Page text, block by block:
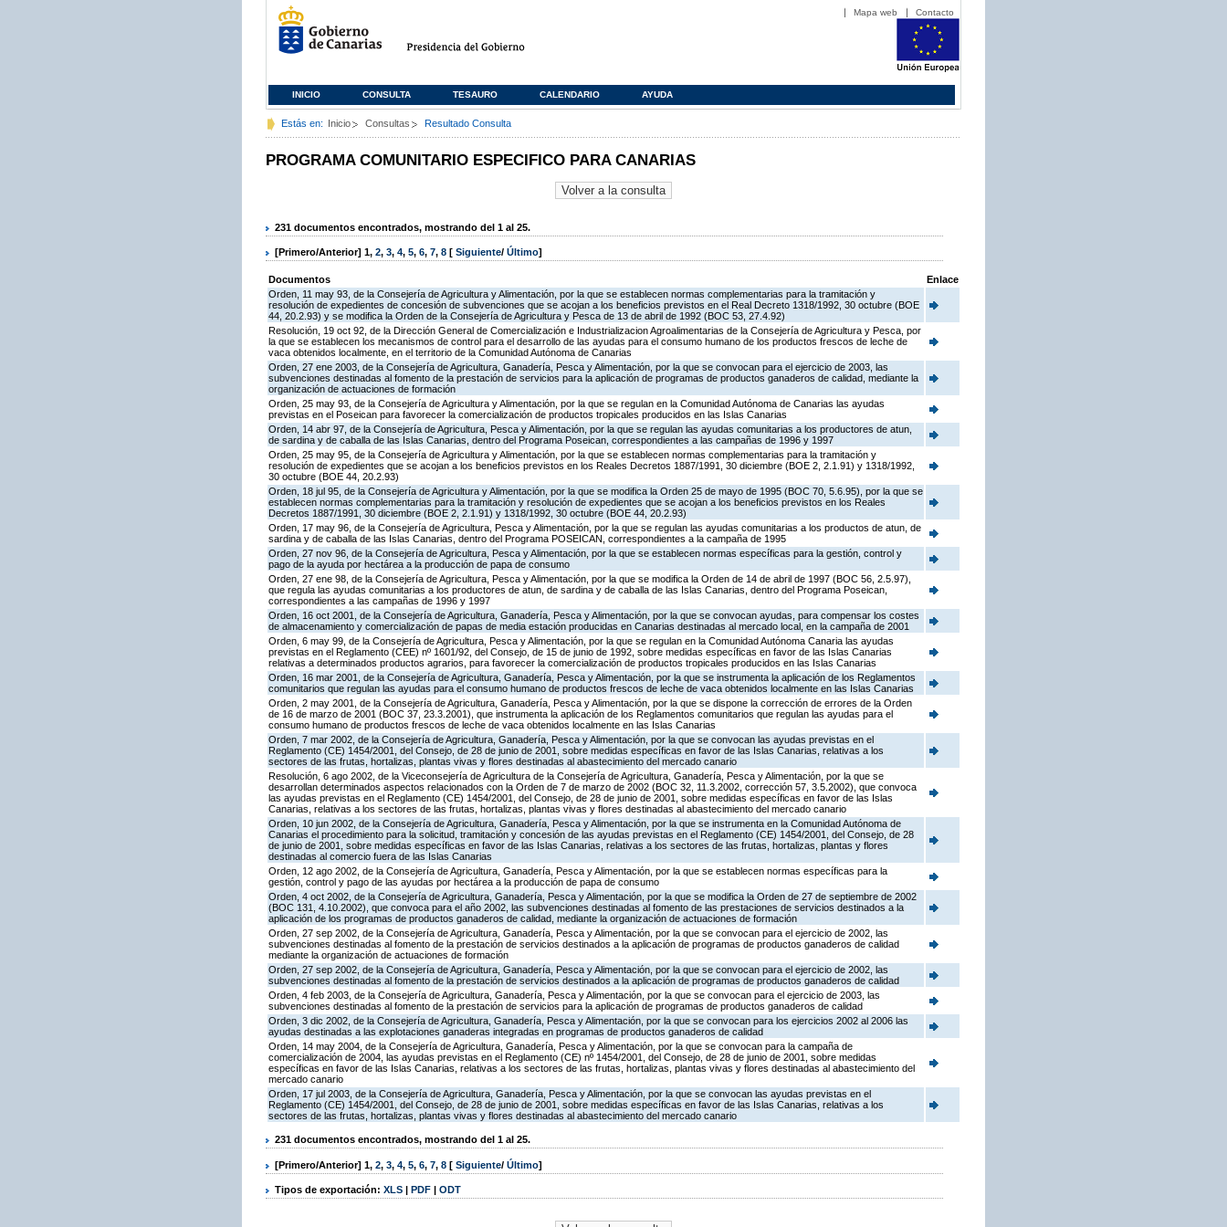
Mapa web Contacto
INICIO CONSULTA TESAURO CALENDARIO AYUDA
Estás en: Inicio Consultas Resultado Consulta
PROGRAMA COMUNITARIO ESPECIFICO PARA CANARIAS
231 documentos encontrados, mostrando del 1 al 25.
[Primero/Anterior] 1, 2, 3, 4, 5, 6, 7, 8 [ Siguiente/ Último]
Documentos
Enlace
Orden, 11 may 93, de la Consejería de Agricultura y Alimentación, por la que se establecen normas complementarias para la tramitación y
resolución de expedientes de concesión de subvenciones que se acojan a los beneficios previstos en el Real Decreto 1318/1992, 30 octubre (BOE
44, 20.2.93) y se modifica la Orden de la Consejería de Agricultura y Pesca de 13 de abril de 1992 (BOC 53, 27.4.92)
Resolución, 19 oct 92, de la Dirección General de Comercialización e Industrializacion Agroalimentarias de la Consejería de Agricultura y Pesca, por
la que se establecen los mecanismos de control para el desarrollo de las ayudas para el consumo humano de los productos frescos de leche de
vaca obtenidos localmente, en el territorio de la Comunidad Autónoma de Canarias
Orden, 27 ene 2003, de la Consejería de Agricultura, Ganadería, Pesca y Alimentación, por la que se convocan para el ejercicio de 2003, las
subvenciones destinadas al fomento de la prestación de servicios para la aplicación de programas de productos ganaderos de calidad, mediante la
organización de actuaciones de formación
Orden, 25 may 93, de la Consejería de Agricultura y Alimentación, por la que se regulan en la Comunidad Autónoma de Canarias las ayudas
previstas en el Poseican para favorecer la comercialización de productos tropicales producidos en las Islas Canarias
Orden, 14 abr 97, de la Consejería de Agricultura, Pesca y Alimentación, por la que se regulan las ayudas comunitarias a los productores de atun,
de sardina y de caballa de las Islas Canarias, dentro del Programa Poseican, correspondientes a las campañas de 1996 y 1997
Orden, 25 may 95, de la Consejería de Agricultura y Alimentación, por la que se establecen normas complementarias para la tramitación y
resolución de expedientes que se acojan a los beneficios previstos en los Reales Decretos 1887/1991, 30 diciembre (BOE 2, 2.1.91) y 1318/1992,
30 octubre (BOE 44, 20.2.93)
Orden, 18 jul 95, de la Consejería de Agricultura y Alimentación, por la que se modifica la Orden 25 de mayo de 1995 (BOC 70, 5.6.95), por la que se
establecen normas complementarias para la tramitación y resolución de expedientes que se acojan a los beneficios previstos en los Reales
Decretos 1887/1991, 30 diciembre (BOE 2, 2.1.91) y 1318/1992, 30 octubre (BOE 44, 20.2.93)
Orden, 17 may 96, de la Consejería de Agricultura, Pesca y Alimentación, por la que se regulan las ayudas comunitarias a los productos de atun, de
sardina y de caballa de las Islas Canarias, dentro del Programa POSEICAN, correspondientes a la campaña de 1995
Orden, 27 nov 96, de la Consejería de Agricultura, Pesca y Alimentación, por la que se establecen normas específicas para la gestión, control y
pago de la ayuda por hectárea a la producción de papa de consumo
Orden, 27 ene 98, de la Consejería de Agricultura, Pesca y Alimentación, por la que se modifica la Orden de 14 de abril de 1997 (BOC 56, 2.5.97),
que regula las ayudas comunitarias a los productores de atun, de sardina y de caballa de las Islas Canarias, dentro del Programa Poseican,
correspondientes a las campañas de 1996 y 1997
Orden, 16 oct 2001, de la Consejería de Agricultura, Ganadería, Pesca y Alimentación, por la que se convocan ayudas, para compensar los costes
de almacenamiento y comercialización de papas de media estación producidas en Canarias destinadas al mercado local, en la campaña de 2001
Orden, 6 may 99, de la Consejería de Agricultura, Pesca y Alimentación, por la que se regulan en la Comunidad Autónoma Canaria las ayudas
previstas en el Reglamento (CEE) nº 1601/92, del Consejo, de 15 de junio de 1992, sobre medidas específicas en favor de las Islas Canarias
relativas a determinados productos agrarios, para favorecer la comercialización de productos tropicales producidos en las Islas Canarias
Orden, 16 mar 2001, de la Consejería de Agricultura, Ganadería, Pesca y Alimentación, por la que se instrumenta la aplicación de los Reglamentos
comunitarios que regulan las ayudas para el consumo humano de productos frescos de leche de vaca obtenidos localmente en las Islas Canarias
Orden, 2 may 2001, de la Consejería de Agricultura, Ganadería, Pesca y Alimentación, por la que se dispone la corrección de errores de la Orden
de 16 de marzo de 2001 (BOC 37, 23.3.2001), que instrumenta la aplicación de los Reglamentos comunitarios que regulan las ayudas para el
consumo humano de productos frescos de leche de vaca obtenidos localmente en las Islas Canarias
Orden, 7 mar 2002, de la Consejería de Agricultura, Ganadería, Pesca y Alimentación, por la que se convocan las ayudas previstas en el
Reglamento (CE) 1454/2001, del Consejo, de 28 de junio de 2001, sobre medidas específicas en favor de las Islas Canarias, relativas a los
sectores de las frutas, hortalizas, plantas vivas y flores destinadas al abastecimiento del mercado canario
Resolución, 6 ago 2002, de la Viceconsejería de Agricultura de la Consejería de Agricultura, Ganadería, Pesca y Alimentación, por la que se
desarrollan determinados aspectos relacionados con la Orden de 7 de marzo de 2002 (BOC 32, 11.3.2002, corrección 57, 3.5.2002), que convoca
las ayudas previstas en el Reglamento (CE) 1454/2001, del Consejo, de 28 de junio de 2001, sobre medidas específicas en favor de las Islas
Canarias, relativas a los sectores de las frutas, hortalizas, plantas vivas y flores destinadas al abastecimiento del mercado canario
Orden, 10 jun 2002, de la Consejería de Agricultura, Ganadería, Pesca y Alimentación, por la que se instrumenta en la Comunidad Autónoma de
Canarias el procedimiento para la solicitud, tramitación y concesión de las ayudas previstas en el Reglamento (CE) 1454/2001, del Consejo, de 28
de junio de 2001, sobre medidas específicas en favor de las Islas Canarias, relativas a los sectores de las frutas, hortalizas, plantas y flores
destinadas al comercio fuera de las Islas Canarias
Orden, 12 ago 2002, de la Consejería de Agricultura, Ganadería, Pesca y Alimentación, por la que se establecen normas específicas para la
gestión, control y pago de las ayudas por hectárea a la producción de papa de consumo
Orden, 4 oct 2002, de la Consejería de Agricultura, Ganadería, Pesca y Alimentación, por la que se modifica la Orden de 27 de septiembre de 2002
(BOC 131, 4.10.2002), que convoca para el año 2002, las subvenciones destinadas al fomento de las prestaciones de servicios destinados a la
aplicación de los programas de productos ganaderos de calidad, mediante la organización de actuaciones de formación
Orden, 27 sep 2002, de la Consejería de Agricultura, Ganadería, Pesca y Alimentación, por la que se convocan para el ejercicio de 2002, las
subvenciones destinadas al fomento de la prestación de servicios destinados a la aplicación de programas de productos ganaderos de calidad
mediante la organización de actuaciones de formación
Orden, 27 sep 2002, de la Consejería de Agricultura, Ganadería, Pesca y Alimentación, por la que se convocan para el ejercicio de 2002, las
subvenciones destinadas al fomento de la prestación de servicios destinados a la aplicación de programas de productos ganaderos de calidad
Orden, 4 feb 2003, de la Consejería de Agricultura, Ganadería, Pesca y Alimentación, por la que se convocan para el ejercicio de 2003, las
subvenciones destinadas al fomento de la prestación de servicios para la aplicación de programas de productos ganaderos de calidad
Orden, 3 dic 2002, de la Consejería de Agricultura, Ganadería, Pesca y Alimentación, por la que se convocan para los ejercicios 2002 al 2006 las
ayudas destinadas a las explotaciones ganaderas integradas en programas de productos ganaderos de calidad
Orden, 14 may 2004, de la Consejería de Agricultura, Ganadería, Pesca y Alimentación, por la que se convocan para la campaña de
comercialización de 2004, las ayudas previstas en el Reglamento (CE) nº 1454/2001, del Consejo, de 28 de junio de 2001, sobre medidas
específicas en favor de las Islas Canarias, relativas a los sectores de las frutas, hortalizas, plantas vivas y flores destinadas al abastecimiento del
mercado canario
Orden, 17 jul 2003, de la Consejería de Agricultura, Ganadería, Pesca y Alimentación, por la que se convocan las ayudas previstas en el
Reglamento (CE) 1454/2001, del Consejo, de 28 de junio de 2001, sobre medidas específicas en favor de las Islas Canarias, relativas a los
sectores de las frutas, hortalizas, plantas vivas y flores destinadas al abastecimiento del mercado canario
231 documentos encontrados, mostrando del 1 al 25.
[Primero/Anterior] 1, 2, 3, 4, 5, 6, 7, 8 [ Siguiente/ Último]
Tipos de exportación: XLS | PDF | ODT